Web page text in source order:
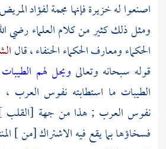
اصنعوا له خزيرة فإنها مجمة لفؤاد
ومثل ذلك كثير من كلام العلماء رضي
الحكماء ومعارف الحكماء الحنفاء ، قال
قوله سبحانه وتعالى ويحل لهم
الطيبات ما استطابته نفوس العرب ،
نفوس العرب ; هذا من جهة [القلب
فسخاؤها بما يقع فيه الاشتراك [من ]